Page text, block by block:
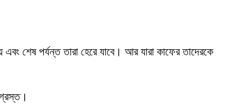
শেষ পর্যন্ত তারা হেরে যাবে। আর যারা কাফের তাদেরকে